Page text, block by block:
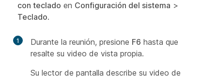
con teclado en Configuración del sistema >
Teclado.
1 Durante la reunión, presione F6 hasta que
resalte su video de vista propia.
Su lector de pantalla describe su video de